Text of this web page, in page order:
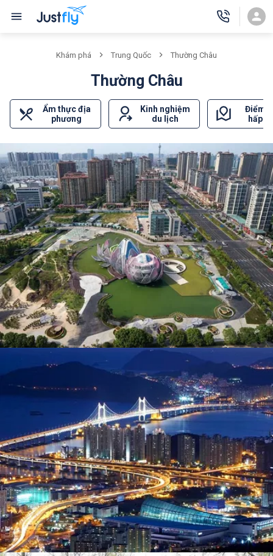
Khám phá Trung Quốc Thường Châu
Thường Châu
Ẩm thực địa
phương
Kinh nghiệm
du lịch
Điểm
hấp